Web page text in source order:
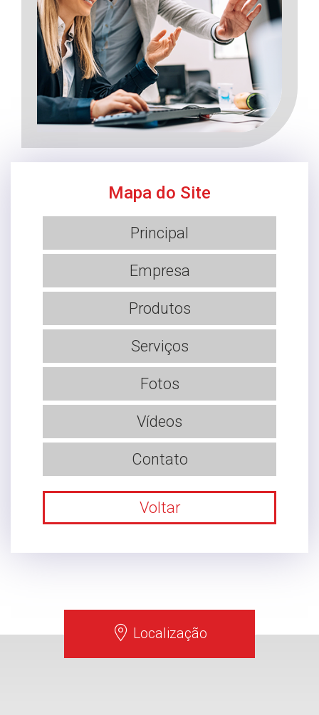
Mapa do Site
Principal
Empresa
Produtos
Serviços
Fotos
Vídeos
Contato
Voltar
Localização